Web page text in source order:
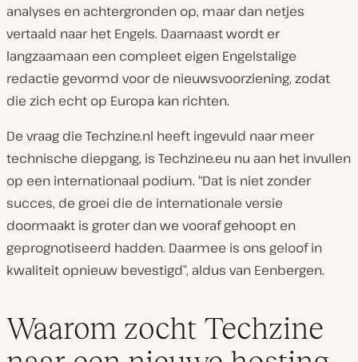
analyses en achtergronden op, maar dan netjes
vertaald naar het Engels. Daarnaast wordt er
langzaamaan een compleet eigen Engelstalige
redactie gevormd voor de nieuwsvoorziening, zodat
die zich echt op Europa kan richten.
De vraag die Techzine.nl heeft ingevuld naar meer
technische diepgang, is Techzine.eu nu aan het invullen
op een internationaal podium. “Dat is niet zonder
succes, de groei die de internationale versie
doormaakt is groter dan we vooraf gehoopt en
geprognotiseerd hadden. Daarmee is ons geloof in
kwaliteit opnieuw bevestigd”, aldus van Eenbergen.
Waarom zocht Techzine